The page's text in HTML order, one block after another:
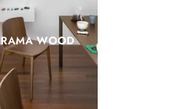
RAMA WOOD